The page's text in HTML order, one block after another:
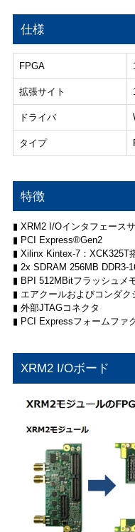
仕様
FPGA
拡張サイト
ドライバ
タイプ
特徴
▮ XRM2 I/Oインタフェース
▮ PCI Express®Gen2
▮ Xilinx Kintex-7：XCK325T
▮ 2x SDRAM 256MB DDR3-
▮ BPI 512MBitフラッシュメ
▮ エアクールおよびコンダ
▮ 外部JTAGコネクタ
▮ PCI Expressフォームファ
XRM2 I/Oボード